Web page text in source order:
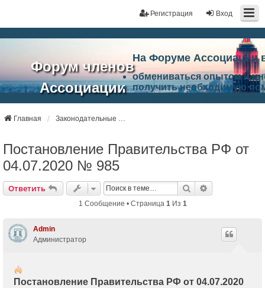
Вход
Регистрация
Форум членов
Ассоциации
портал"
На Форуме Ассоциации
обмениваться опытом и
получить необходимую
работа Форума
Главная
Постановление Правительства РФ от
04.07.2020 № 985
Ответить Поиск
1 Сообщение • Страница 1 Из 1
Admin
Администратор
Постановление Правительства РФ от 04.07.2020